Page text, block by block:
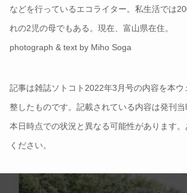
などを行っているエコライター。私生活では
れの2児の母でもある。現在、富山県在住。
photograph & text by Miho Soga
記事は雑誌ソトコト2022年3月号の内容を本ウ
整したものです。記載されている内容は発刊当
本日時点での状況と異なる可能性があります
ください。